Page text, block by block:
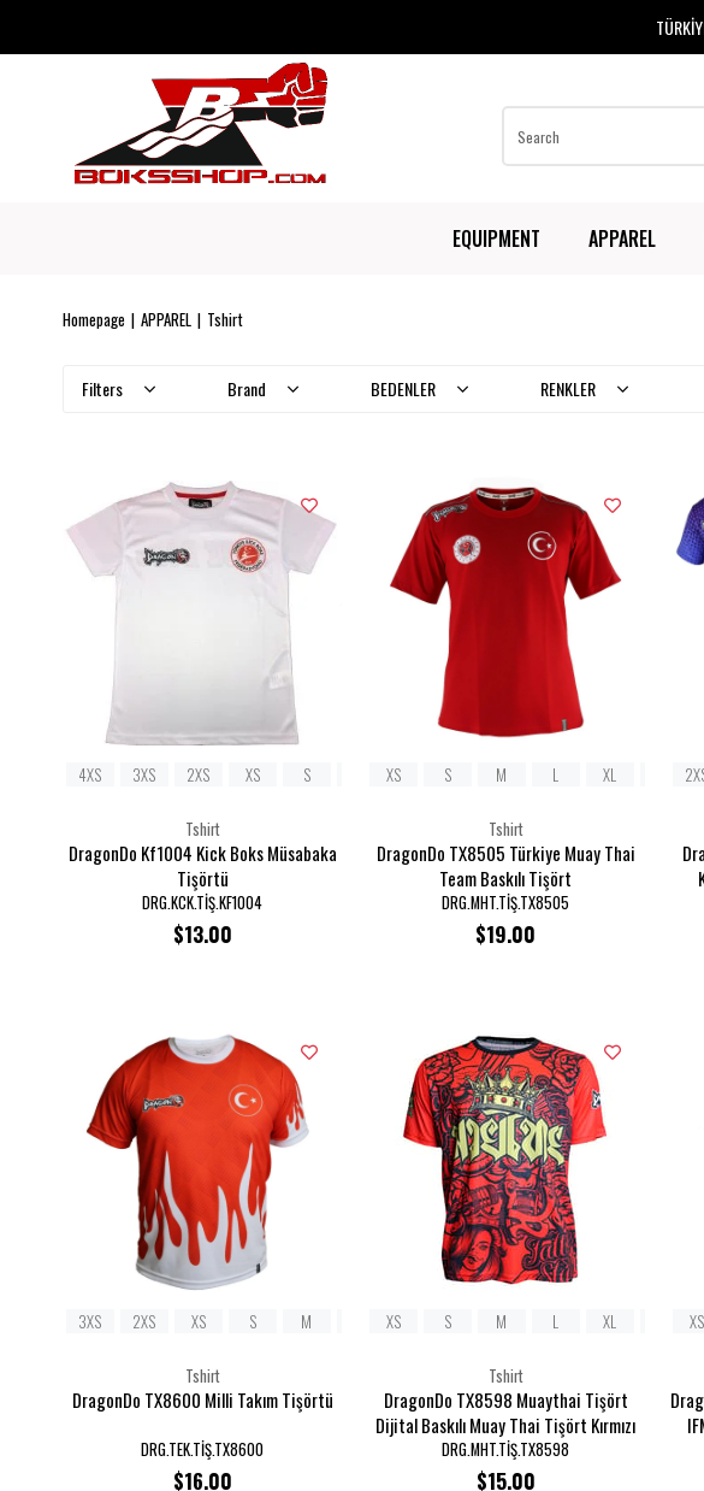
EQUIPMENT APPAREL
Homepage APPAREL Tshirt
Filters Brand BEDENLER RENKLER
Tshirt
DragonDo Kf1004 Kick Boks Müsabaka
Tişörtü
DRG.KCK.TİŞ.KF1004
$13.00
4XS 3XS 2XS XS S
Tshirt
DragonDo TX8505 Türkiye Muay Thai
Team Baskılı Tişört
DRG.MHT.TİŞ.TX8505
$19.00
XS S M L XL
Tshirt
DragonDo TX8600 Milli Takım Tişörtü
DRG.TEK.TİŞ.TX8600
$16.00
3XS 2XS XS S M
Tshirt
DragonDo TX8598 Muaythai Tişört
Dijital Baskılı Muay Thai Tişört Kırmızı
DRG.MHT.TİŞ.TX8598
$15.00
XS S M L XL XS